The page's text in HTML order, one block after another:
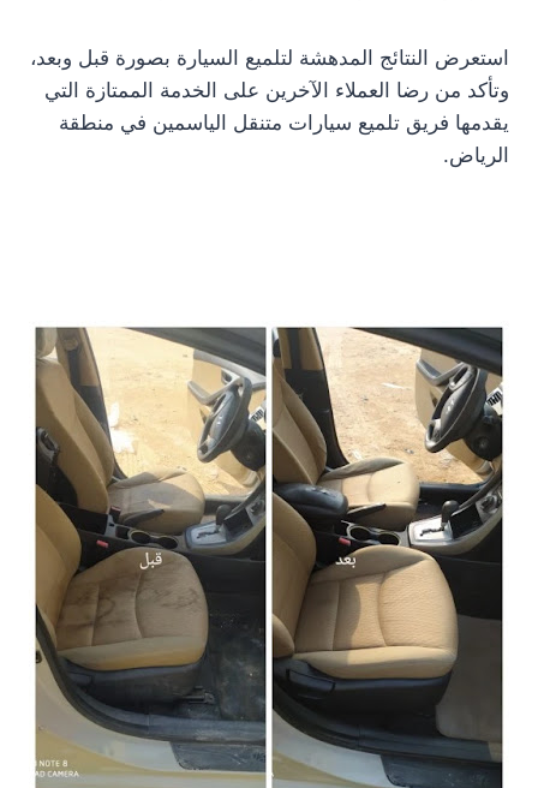
استعرض النتائج المدهشة لتلميع السيارة بصورة قبل وبعد،
وتأكد من رضا العملاء الآخرين على الخدمة الممتازة التي
يقدمها فريق تلميع سيارات متنقل الياسمين في منطقة
الرياض.